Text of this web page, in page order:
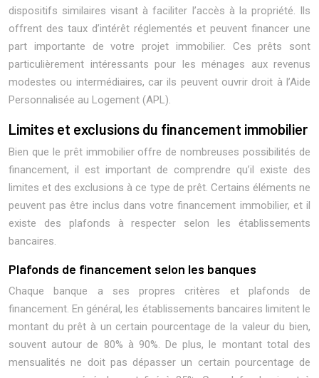
dispositifs similaires visant à faciliter l’accès à la propriété. Ils
offrent des taux d’intérêt réglementés et peuvent financer une
part importante de votre projet immobilier. Ces prêts sont
particulièrement intéressants pour les ménages aux revenus
modestes ou intermédiaires, car ils peuvent ouvrir droit à l’Aide
Personnalisée au Logement (APL).
Limites et exclusions du financement immobilier
Bien que le prêt immobilier offre de nombreuses possibilités de
financement, il est important de comprendre qu’il existe des
limites et des exclusions à ce type de prêt. Certains éléments ne
peuvent pas être inclus dans votre financement immobilier, et il
existe des plafonds à respecter selon les établissements
bancaires.
Plafonds de financement selon les banques
Chaque banque a ses propres critères et plafonds de
financement. En général, les établissements bancaires limitent le
montant du prêt à un certain pourcentage de la valeur du bien,
souvent autour de 80% à 90%. De plus, le montant total des
mensualités ne doit pas dépasser un certain pourcentage de